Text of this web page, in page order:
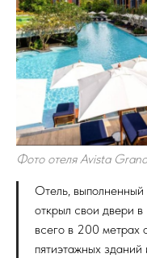
Фото отеля Avista
Отель,
открыл свои двери
всего в 200 метрах
пятиэтажных зданий